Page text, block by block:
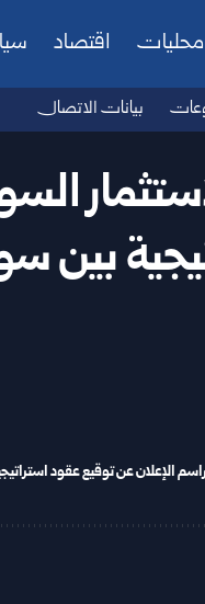
محليات اقتصاد
بيانات الاتصال
بين
الإعلان عن توقيع عقود